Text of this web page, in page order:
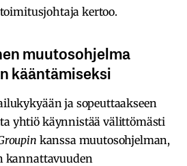
kertoo.
muutosohjelma
kääntämiseksi
ja sopeuttaakseen
yhtiö käynnistää välittömästi
kanssa muutosohjelman,
kannattavuuden